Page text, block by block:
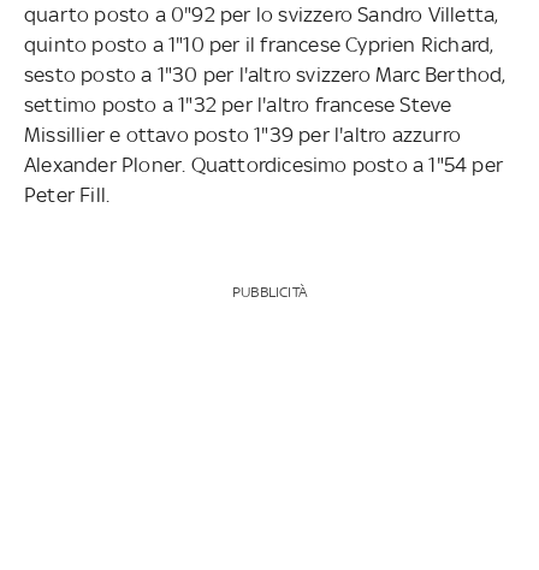
quarto posto a 0"92 per lo svizzero Sandro Villetta,
quinto posto a 1"10 per il francese Cyprien Richard,
sesto posto a 1"30 per l'altro svizzero Marc Berthod,
settimo posto a 1"32 per l'altro francese Steve
Missillier e ottavo posto 1"39 per l'altro azzurro
Alexander Ploner. Quattordicesimo posto a 1"54 per
Peter Fill.
PUBBLICITÀ